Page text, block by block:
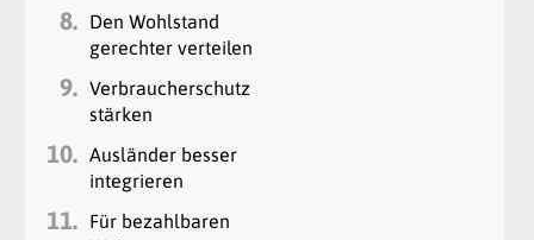
8.
Den Wohlstand
gerechter verteilen
9. Verbraucherschutz
stärken
10. Ausländer besser
integrieren
11.
Für bezahlbaren